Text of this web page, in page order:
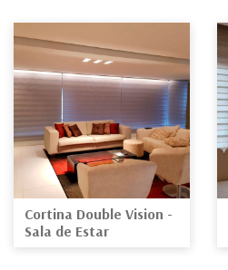
Cortina Double Vision -
Sala de Estar